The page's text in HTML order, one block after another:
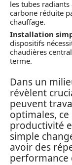
les tubes
carbone réduite
chauffage.
Installation
dispositifs
chaudières
terme.
Dans un
révèlent
peuvent
optimales,
productivité
simple
avoir des
performance